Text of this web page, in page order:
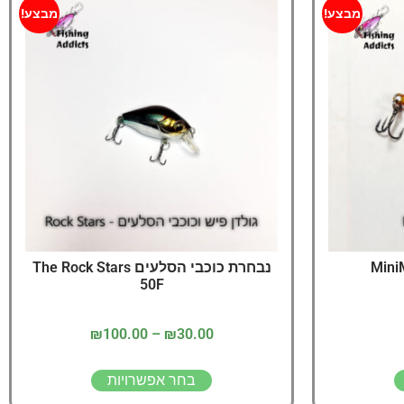
שווה להכנס!
מבצע! מבצע!
נבחרת כוכבי הסלעים The Rock Stars
50F
₪30.00
–
₪100.00
בחר אפשרויות